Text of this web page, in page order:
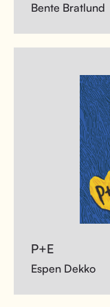
Bente Bratlund
P+E
Espen Dekko